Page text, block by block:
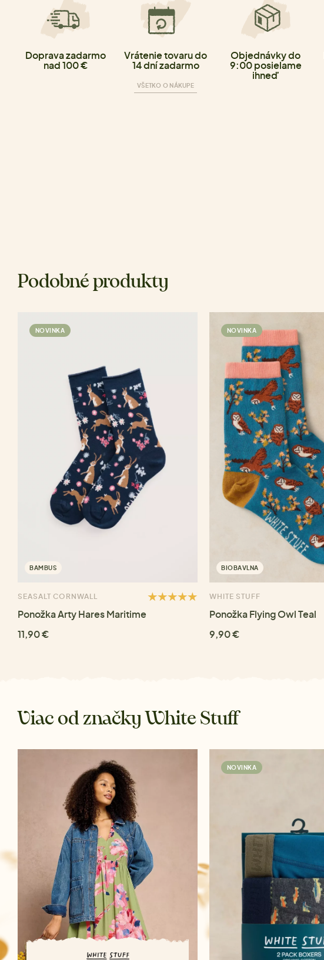
Doprava zadarmo
nad 100 €
Vrátenie tovaru do
14 dní zadarmo
VŠETKO O NÁKUPE
Objednávky do
9:00 posielame
ihneď
Podobné produkty
NOVINKA
BAMBUS
SEASALT CORNWALL
Ponožka Arty Hares Maritime
11,90 €
NOVINKA
BIOBAVLNA
WHITE STUFF
Ponožka Flying Owl Teal
9,90 €
Viac od značky White Stuff
NOVINKA